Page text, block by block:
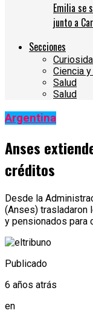
Emilia se
junto a
Secciones
Ciencia
Salud
Salud
Argentina
Anses
créditos
Desde la
(Anses) trasladaron
y pensionados para
Publicado
6 años atrás
en